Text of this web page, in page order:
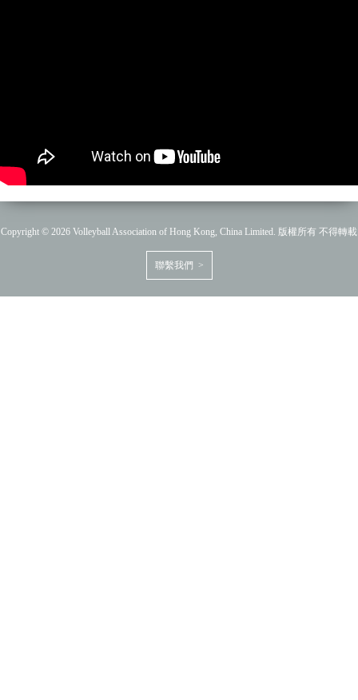
Copyright © 2026 Volleyball Association of Hong Kong, China Limited. 版權所有 不得轉載
聯繫我們 >